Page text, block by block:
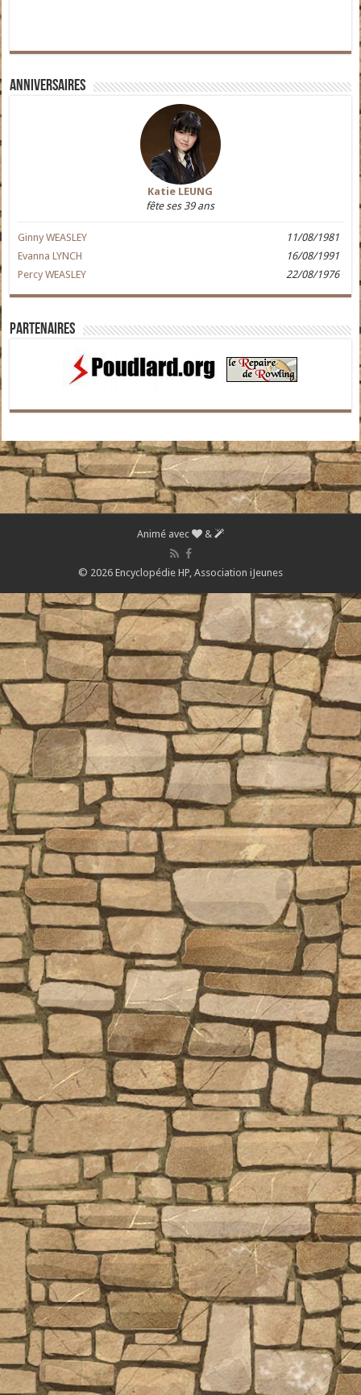
Anniversaires
Katie LEUNG
fête ses 39 ans
Ginny WEASLEY
11/08/1981
Evanna LYNCH
16/08/1991
Percy WEASLEY
22/08/1976
Partenaires
Animé avec &
© 2026 Encyclopédie HP, Association iJeunes